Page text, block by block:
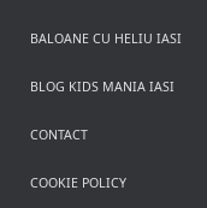
BALOANE CU HELIU IASI
BLOG KIDS MANIA IASI
CONTACT
COOKIE POLICY